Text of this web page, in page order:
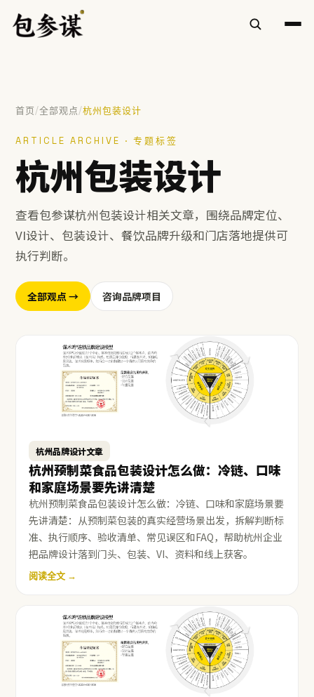
VI设计 空间设计 标志设计 包装设计
慧庭手写体
提示：⌘/Ctrl + K 随时唤起搜索
首页/全部观点/杭州包装设计
ARTICLE ARCHIVE · 专题标签
杭州包装设计
查看包参谋杭州包装设计相关文章，围绕品牌定位、
VI设计、包装设计、餐饮品牌升级和门店落地提供可
执行判断。
全部观点 → 咨询品牌项目
杭州品牌设计文章
杭州预制菜食品包装设计怎么做：冷链、口味
和家庭场景要先讲清楚
杭州预制菜食品包装设计怎么做：冷链、口味和家庭场景要
先讲清楚：从预制菜包装的真实经营场景出发，拆解判断标
准、执行顺序、验收清单、常见误区和FAQ，帮助杭州企业
把品牌设计落到门头、包装、VI、资料和线上获客。
阅读全文 →